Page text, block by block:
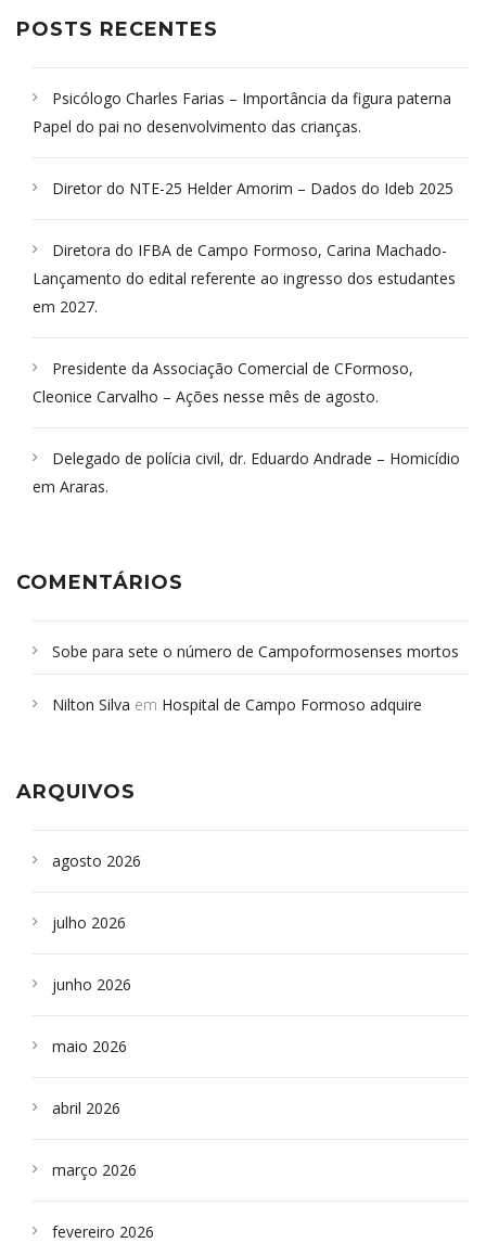
POSTS RECENTES
Psicólogo Charles Farias – Importância da figura paterna
Papel do pai no desenvolvimento das crianças.
Diretor do NTE-25 Helder Amorim – Dados do Ideb 2025
Diretora do IFBA de Campo Formoso, Carina Machado-
Lançamento do edital referente ao ingresso dos estudantes
em 2027.
Presidente da Associação Comercial de CFormoso,
Cleonice Carvalho – Ações nesse mês de agosto.
Delegado de polícia civil, dr. Eduardo Andrade – Homicídio
em Araras.
COMENTÁRIOS
Sobe para sete o número de Campoformosenses mortos
Campoformosenses que morreram em desabamentos são
Nilton Silva em Hospital de Campo Formoso adquire
ARQUIVOS
agosto 2026
julho 2026
junho 2026
maio 2026
abril 2026
março 2026
fevereiro 2026